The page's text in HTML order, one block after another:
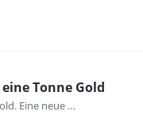
Tonne Gold
Eine neue …